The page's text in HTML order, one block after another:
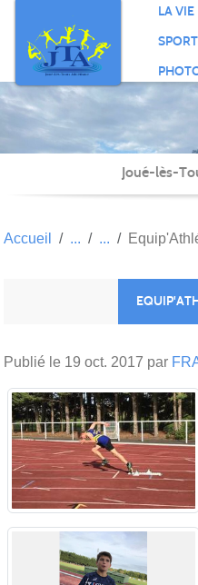
LA
Joué-lès-
Accueil
Publié le 19 oct. 2017 par
Panneau de gestion des